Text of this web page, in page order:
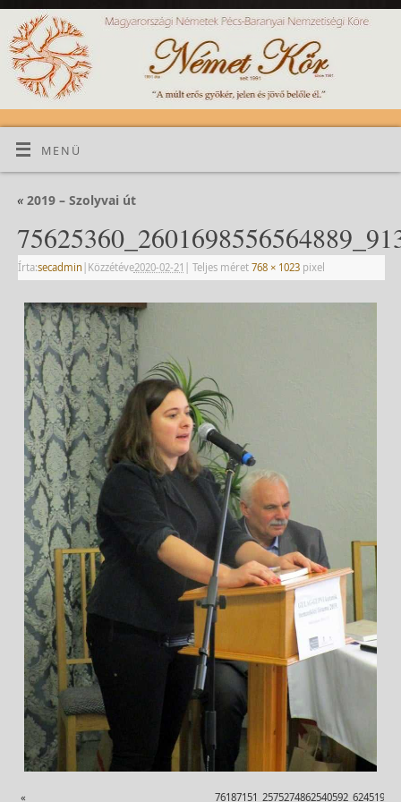
MENÜ
«2019 – Szolyvai út
Írta:secadmin | Közzétéve2020-02-21 | Teljes méret 768 × 1023pixel
«